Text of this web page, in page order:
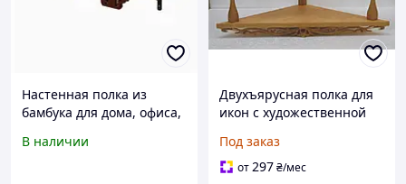
Настенная полка из
бамбука для дома, офиса,
декора.
В наличии
Двухъярусная полка для
икон с художественной
церковный декор
Под заказ
от297₴/мес